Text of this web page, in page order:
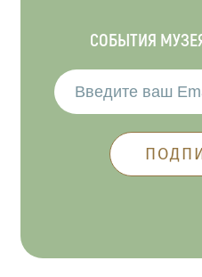
СОБЫТИЯ